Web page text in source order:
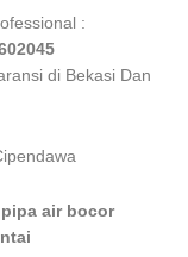
:
di Bekasi Dan
air bocor